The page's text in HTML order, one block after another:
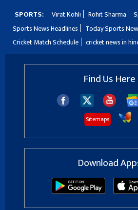
SPORTS: Virat Kohli Rohit Sharma
Sports News Headlines
Today Sports
Cricket Match Schedule
cricket news in
Find Us Here
Sitemaps
Download